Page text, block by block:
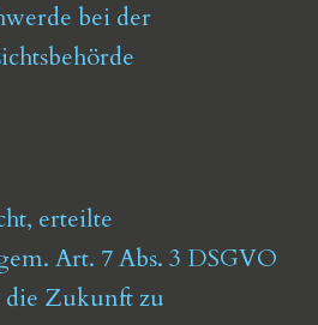
bei der
erteilte
Art. 7 Abs. 3 DSGVO
Zukunft zu